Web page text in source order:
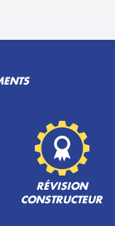
RÉVISION
CONSTRUCTEUR